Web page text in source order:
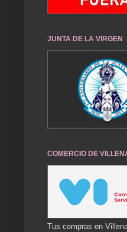
JUNTA DE LA VIRGEN
COMERCIO DE
Tus compras en